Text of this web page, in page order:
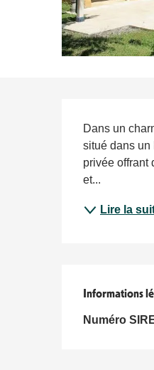
Dans un
situé dans un
privée offrant
et...
Lire la
Informations
Informations
Numéro